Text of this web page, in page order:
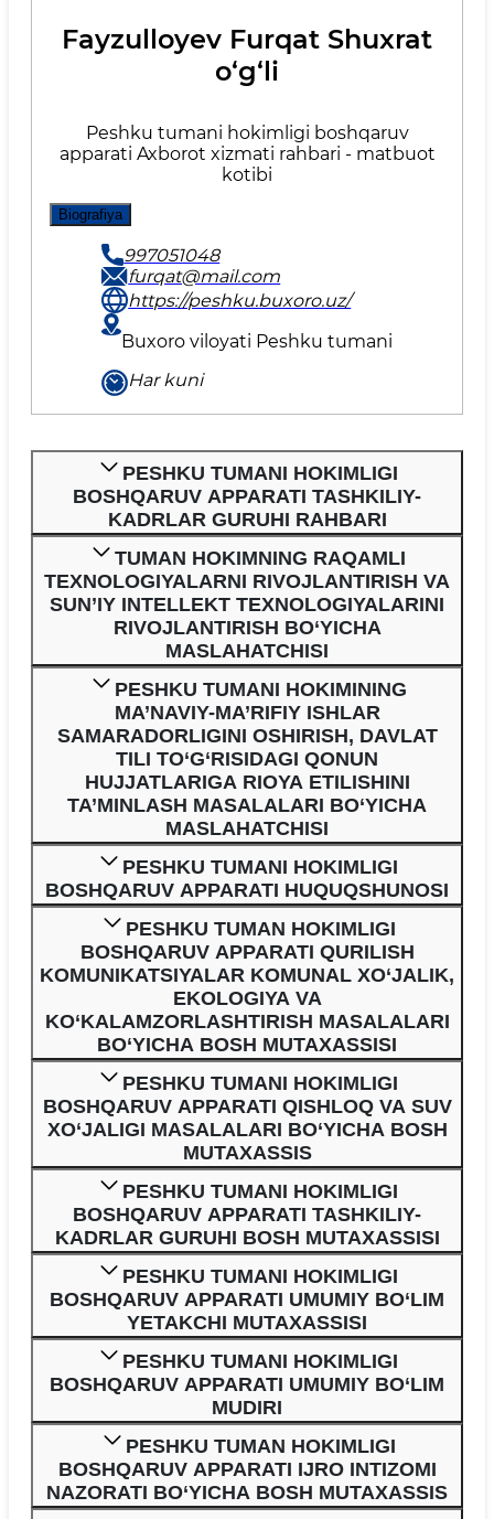
Fayzulloyev Furqat Shuxrat
o‘g‘li
Peshku tumani hokimligi boshqaruv
apparati Axborot xizmati rahbari - matbuot
kotibi
Biografiya
997051048
furqat@mail.com
https://peshku.buxoro.uz/
Buxoro viloyati Peshku tumani
Har kuni
PESHKU TUMANI HOKIMLIGI
BOSHQARUV APPARATI TASHKILIY-
KADRLAR GURUHI RAHBARI
TUMAN HOKIMNING RAQAMLI
TEXNOLOGIYALARNI RIVOJLANTIRISH VA
SUN’IY INTELLEKT TEXNOLOGIYALARINI
RIVOJLANTIRISH BO‘YICHA
MASLAHATCHISI
PESHKU TUMANI HOKIMINING
MA’NAVIY-MA’RIFIY ISHLAR
SAMARADORLIGINI OSHIRISH, DAVLAT
TILI TO‘G‘RISIDAGI QONUN
HUJJATLARIGA RIOYA ETILISHINI
TA’MINLASH MASALALARI BO‘YICHA
MASLAHATCHISI
PESHKU TUMANI HOKIMLIGI
BOSHQARUV APPARATI HUQUQSHUNOSI
PESHKU TUMAN HOKIMLIGI
BOSHQARUV APPARATI QURILISH
KOMUNIKATSIYALAR KOMUNAL XO‘JALIK,
EKOLOGIYA VA
KO‘KALAMZORLASHTIRISH MASALALARI
BO‘YICHA BOSH MUTAXASSISI
PESHKU TUMANI HOKIMLIGI
BOSHQARUV APPARATI QISHLOQ VA SUV
XO‘JALIGI MASALALARI BO‘YICHA BOSH
MUTAXASSIS
PESHKU TUMANI HOKIMLIGI
BOSHQARUV APPARATI TASHKILIY-
KADRLAR GURUHI BOSH MUTAXASSISI
PESHKU TUMANI HOKIMLIGI
BOSHQARUV APPARATI UMUMIY BO‘LIM
YETAKCHI MUTAXASSISI
PESHKU TUMANI HOKIMLIGI
BOSHQARUV APPARATI UMUMIY BO‘LIM
MUDIRI
PESHKU TUMAN HOKIMLIGI
BOSHQARUV APPARATI IJRO INTIZOMI
NAZORATI BO‘YICHA BOSH MUTAXASSIS